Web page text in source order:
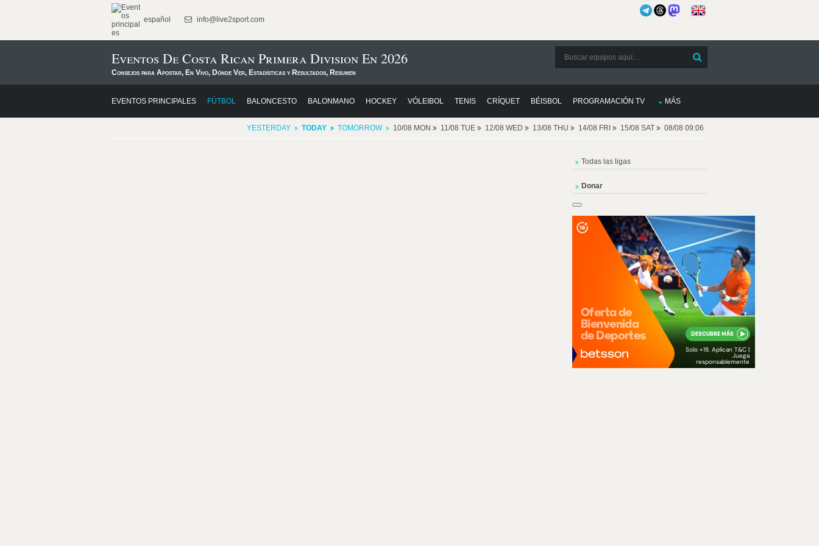
español info@live2sport.com
Eventos De Costa Rican Primera Division En 2026
Consejos para Apostar, En Vivo, Dónde Ver, Estadísticas y Resultados, Resumen
EVENTOS PRINCIPALES FÚTBOL BALONCESTO BALONMANO HOCKEY VÓLEIBOL TENIS CRÍQUET BÉISBOL PROGRAMACIÓN TV MÁS
YESTERDAY TODAY TOMORROW 10/08 MON 11/08 TUE 12/08 WED 13/08 THU 14/08 FRI 15/08 SAT 08/08 09:06
Todas las ligas
Donar